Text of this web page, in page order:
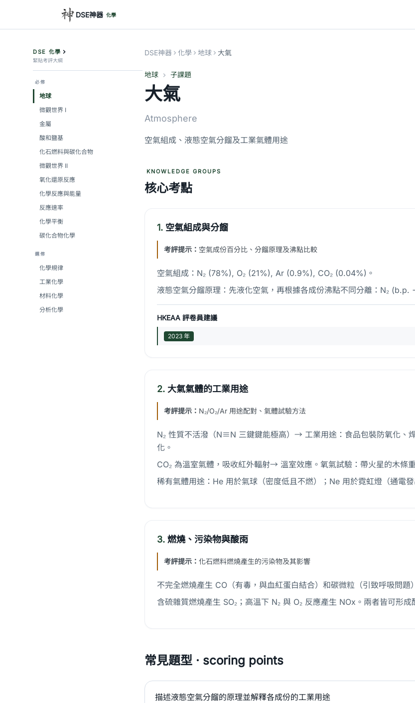
DSE神器 化學
DSE 化學
緊貼考評大綱
必修
地球
微觀世界 I
金屬
酸和鹽基
化石燃料與碳化合物
微觀世界 II
氧化還原反應
化學反應與能量
反應速率
化學平衡
碳化合物化學
選修
化學規律
工業化學
材料化學
分析化學
DSE神器 化學 地球 大氣
地球 子課題
大氣
Atmosphere
空氣組成、液態空氣分餾及工業氣體用途
KNOWLEDGE GROUPS
核心考點
1. 空氣組成與分餾
考評提示： 空氣成份百分比、分餾原理及沸點比較
空氣組成：N₂ (78%), O₂ (21%), Ar (0.9%), CO₂ (0.04%)。
液態空氣分餾原理：先液化空氣，再根據各成份沸點不同分離：N₂
HKEAA 評卷員建議
2023 年
2. 大氣氣體的工業用途
考評提示： N₂/O₂/Ar 用途配對、氣體試驗方法
N₂ 性質不活潑（N≡N 三鍵鍵能極高）→ 工業用途：食品包裝防氧化、
化。
CO₂ 為溫室氣體，吸收紅外輻射→ 溫室效應。氧氣試驗：帶火星的木條
稀有氣體用途：He 用於氣球（密度低且不燃）；Ne 用於霓虹燈（通電發
3. 燃燒、污染物與酸雨
考評提示： 化石燃料燃燒產生的污染物及其影響
不完全燃燒產生 CO（有毒，與血紅蛋白結合）和碳微粒（引致呼吸問題
含硫雜質燃燒產生 SO₂；高溫下 N₂ 與 O₂ 反應產生 NOx。兩者皆可形成
常見題型 · scoring points
描述液態空氣分餾的原理並解釋各成份的工業用途